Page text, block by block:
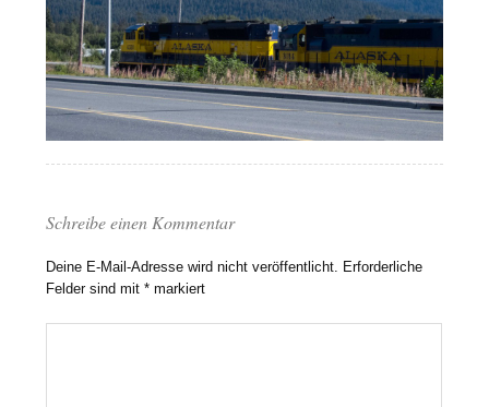
Schreibe einen Kommentar
Deine E-Mail-Adresse wird nicht veröffentlicht.
Erforderliche
Felder sind mit* markiert